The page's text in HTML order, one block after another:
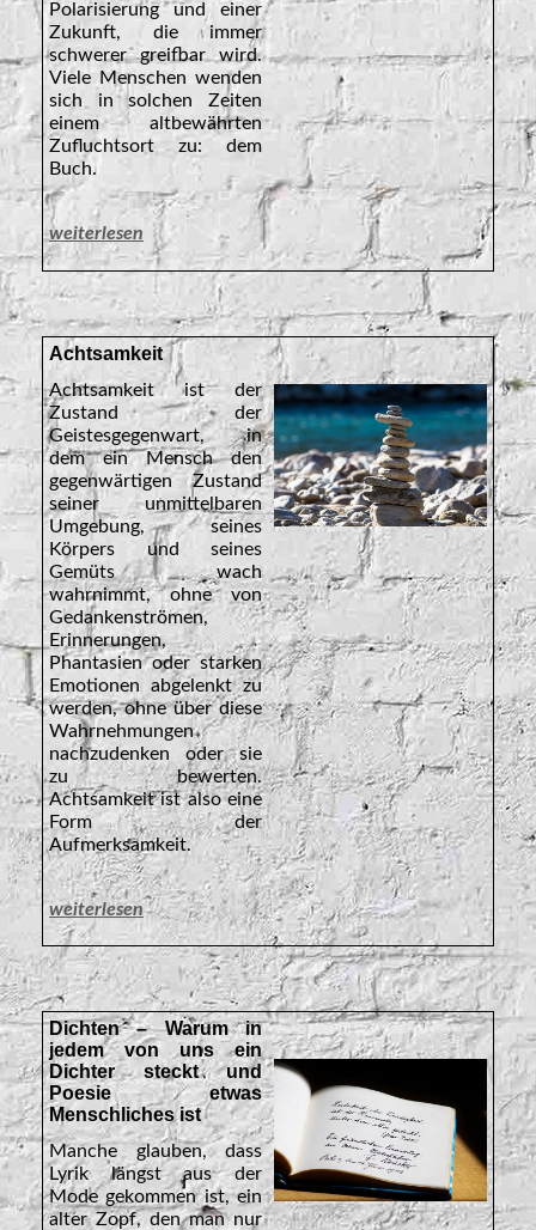
Polarisierung und einer
Zukunft, die immer
schwerer greifbar wird.
Viele Menschen wenden
sich in solchen Zeiten
einem altbewährten
Zufluchtsort zu: dem
Buch.
weiterlesen
Achtsamkeit
Achtsamkeit ist der
Zustand der
Geistesgegenwart, in
dem ein Mensch den
gegenwärtigen Zustand
seiner unmittelbaren
Umgebung, seines
Körpers und seines
Gemüts wach
wahrnimmt, ohne von
Gedankenströmen,
Erinnerungen,
Phantasien oder starken
Emotionen abgelenkt zu
werden, ohne über diese
Wahrnehmungen
nachzudenken oder sie
zu bewerten.
Achtsamkeit ist also eine
Form der
Aufmerksamkeit.
weiterlesen
Dichten – Warum in
jedem von uns ein
Dichter steckt und
Poesie etwas
Menschliches ist
Manche glauben, dass
Lyrik längst aus der
Mode gekommen ist, ein
alter Zopf, den man nur